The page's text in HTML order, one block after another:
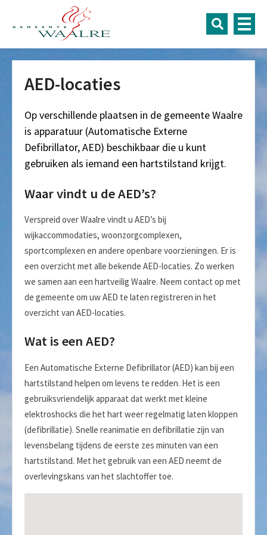
AED-locaties
Op verschillende plaatsen in de gemeente Waalre
is apparatuur (Automatische Externe
Defibrillator, AED) beschikbaar die u kunt
gebruiken als iemand een hartstilstand krijgt.
Waar vindt u de AED’s?
Verspreid over Waalre vindt u AED’s bij
wijkaccommodaties, woonzorgcomplexen,
sportcomplexen en andere openbare voorzieningen. Er is
een overzicht met alle bekende AED-locaties. Zo werken
we samen aan een hartveilig Waalre. Neem contact op met
de gemeente om uw AED te laten registreren in het
overzicht van AED-locaties.
Wat is een AED?
Een Automatische Externe Defibrillator (AED) kan bij een
hartstilstand helpen om levens te redden. Het is een
gebruiksvriendelijk apparaat dat werkt met kleine
elektroshocks die het hart weer regelmatig laten kloppen
(defibrillatie). Snelle reanimatie en defibrillatie zijn van
levensbelang tijdens de eerste zes minuten van een
hartstilstand. Met het gebruik van een AED neemt de
overlevingskans van het slachtoffer toe.